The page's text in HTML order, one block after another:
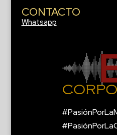
CONTACTO
Whatsapp